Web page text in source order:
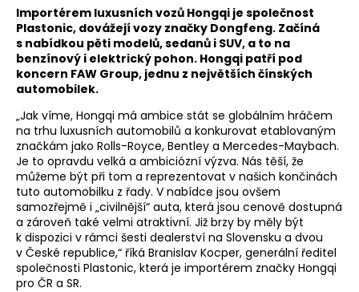
Importérem luxusních vozů Hongqi je společnost
Plastonic, dovážejí vozy značky Dongfeng. Začíná
s nabídkou pěti modelů, sedanů i SUV, a to na
benzínový i elektrický pohon. Hongqi patří pod
koncern FAW Group, jednu z největších čínských
automobilek.
„Jak víme, Hongqi má ambice stát se globálním hráčem
na trhu luxusních automobilů a konkurovat etablovaným
značkám jako Rolls-Royce, Bentley a Mercedes-Maybach.
Je to opravdu velká a ambiciózní výzva. Nás těší, že
můžeme být při tom a reprezentovat v našich končinách
tuto automobilku z řady. V nabídce jsou ovšem
samozřejmě i „civilnější“ auta, která jsou cenově dostupná
a zároveň také velmi atraktivní. Již brzy by měly být
k dispozici v rámci šesti dealerství na Slovensku a dvou
v České republice,“ říká Branislav Kocper, generální ředitel
společnosti Plastonic, která je importérem značky Hongqi
pro ČR a SR.